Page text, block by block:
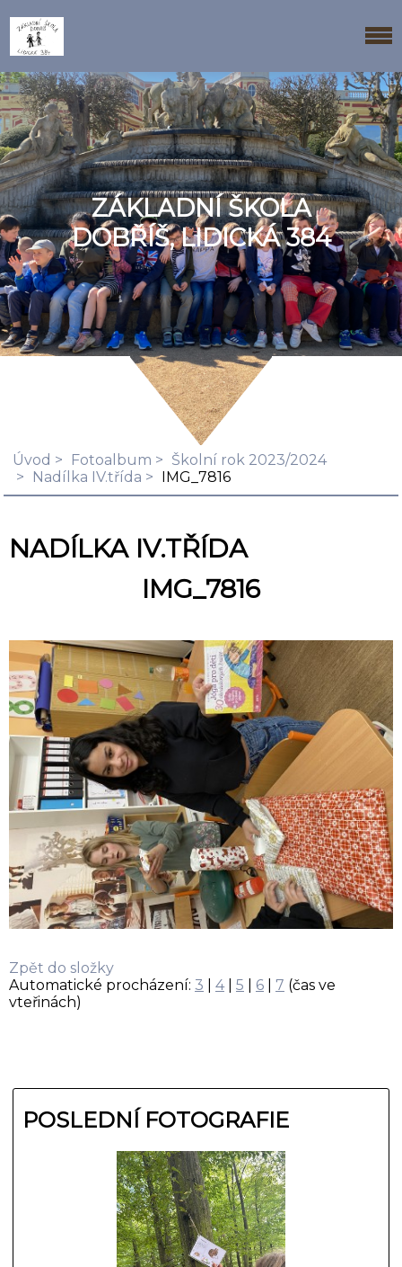
ZÁKLADNÍ ŠKOLA
DOBŘÍŠ, LIDICKÁ 384
Úvod Fotoalbum
Školní rok 2023/2024
Nadílka IV.třída
IMG_7816
NADÍLKA IV.TŘÍDA
IMG_7816
Zpět do složky
Automatické procházení: 3 4| 5 6 7 (čas ve
vteřinách)
POSLEDNÍ FOTOGRAFIE